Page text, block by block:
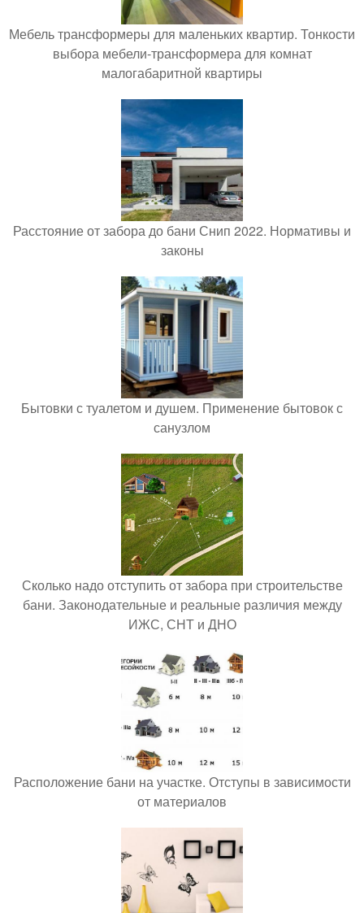
Мебель трансформеры для маленьких квартир. Тонкости
выбора мебели-трансформера для комнат
малогабаритной квартиры
Расстояние от забора до бани Снип 2022. Нормативы и
законы
Бытовки с туалетом и душем. Применение бытовок с
санузлом
Сколько надо отступить от забора при строительстве
бани. Законодательные и реальные различия между
ИЖС, СНТ и ДНО
Расположение бани на участке. Отступы в зависимости
от материалов